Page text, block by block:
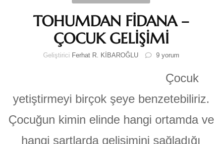
TOHUMDAN FİDANA –
ÇOCUK GELİŞİMİ
Geliştirici Ferhat R. KİBAROĞLU
TOHUMDAN
ÇOCUK
GELİŞİMİ
için
9 yorum
Çocuk
yetiştirmeyi birçok şeye benzetebiliriz.
Çocuğun kimin elinde hangi ortamda ve
hangi şartlarda gelişimini sağladığı